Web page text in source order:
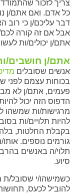
צריך לזכור
כל אדם. ואם אתם/ן
דבר עליכם/ן כי רוב
אבל אם זה קורה
אתם/ן יכולים/ות
אתם/ן חושבים/
אנשים שסובלים
בכוחות עצמם לפני
פעמים, אתם/ן לא
הדפוס הזה יכול
מרגישות/ות שמשהו
להיות תלויים/ות
בקבלת החלטות,
גורמים נוספים.
תלוי/ה באנשים
סיוע.
כשמישהו/י שסובל/ת
להוביל לכעס,